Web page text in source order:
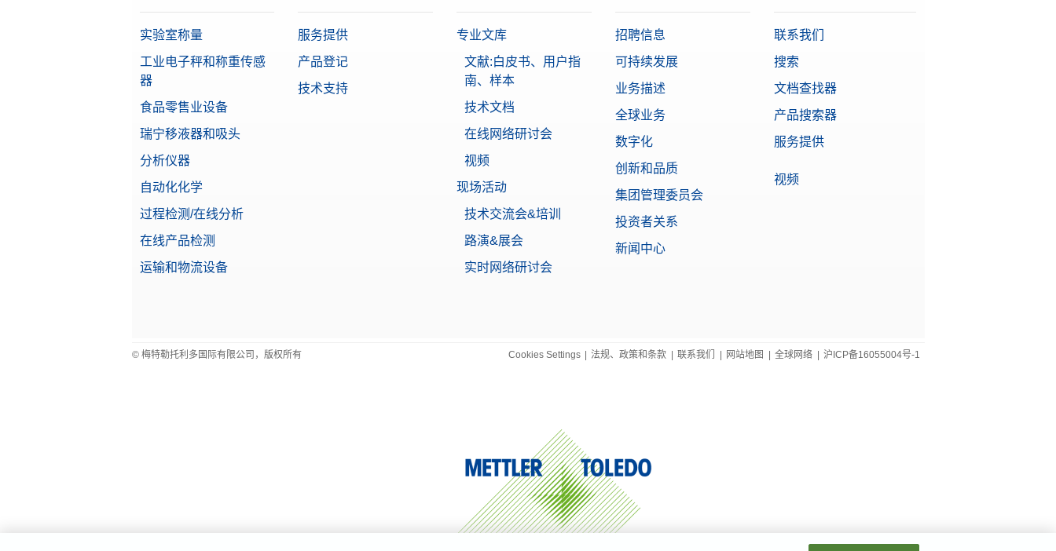
实验室称量
工业电子秤和称重传感
器
食品零售业设备
瑞宁移液器和吸头
分析仪器
自动化化学
过程检测/在线分析
在线产品检测
运输和物流设备
服务提供
产品登记
技术支持
专业文库
文献:白皮书、用户指
南、样本
技术文档
在线网络研讨会
视频
现场活动
技术交流会&培训
路演&展会
实时网络研讨会
招聘信息
可持续发展
业务描述
全球业务
数字化
创新和品质
集团管理委员会
投资者关系
新闻中心
联系我们
搜索
文档查找器
产品搜索器
服务提供
视频
© 梅特勒托利多国际有限公司，版权所有 Cookies Settings 法规、政策和条款 联系我们 网站地图 全球网络 沪ICP备16055004号-1